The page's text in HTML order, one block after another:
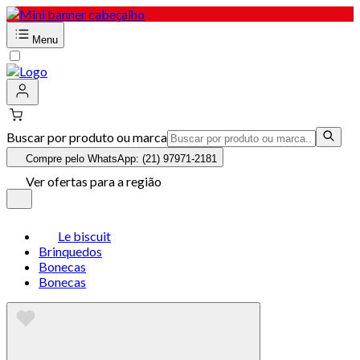
Menu
Buscar por produto ou marca
Compre pelo WhatsApp: (21) 97971-2181
Ver ofertas para a região
Le biscuit
Brinquedos
Bonecas
Bonecas